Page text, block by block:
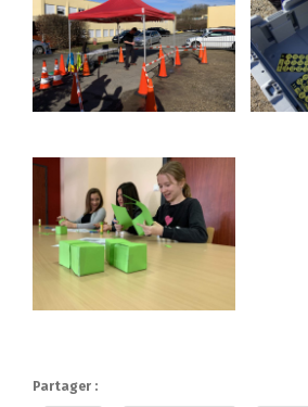
Partager :